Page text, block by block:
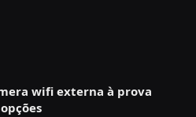
wifi externa à prova